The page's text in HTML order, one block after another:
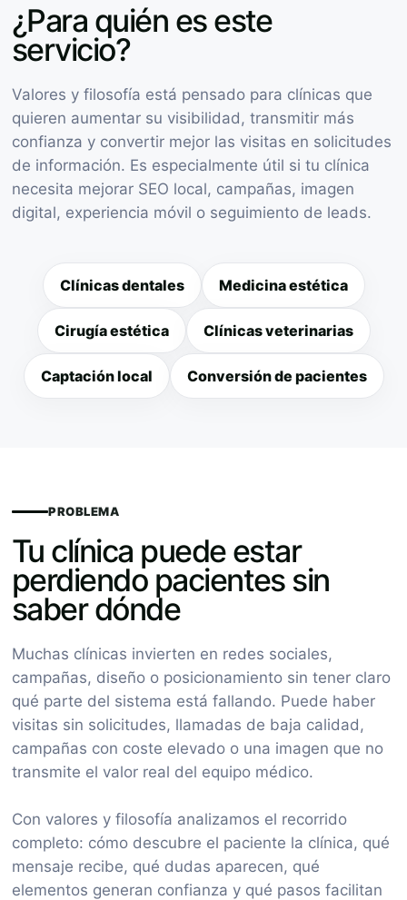
¿Para quién es este
servicio?
Valores y filosofía está pensado para clínicas que
quieren aumentar su visibilidad, transmitir más
confianza y convertir mejor las visitas en solicitudes
de información. Es especialmente útil si tu clínica
necesita mejorar SEO local, campañas, imagen
digital, experiencia móvil o seguimiento de leads.
Clínicas dentales Medicina estética
Cirugía estética Clínicas veterinarias
Captación local Conversión de pacientes
PROBLEMA
Tu clínica puede estar
perdiendo pacientes sin
saber dónde
Muchas clínicas invierten en redes sociales,
campañas, diseño o posicionamiento sin tener claro
qué parte del sistema está fallando. Puede haber
visitas sin solicitudes, llamadas de baja calidad,
campañas con coste elevado o una imagen que no
transmite el valor real del equipo médico.
Con valores y filosofía analizamos el recorrido
completo: cómo descubre el paciente la clínica, qué
mensaje recibe, qué dudas aparecen, qué
elementos generan confianza y qué pasos facilitan